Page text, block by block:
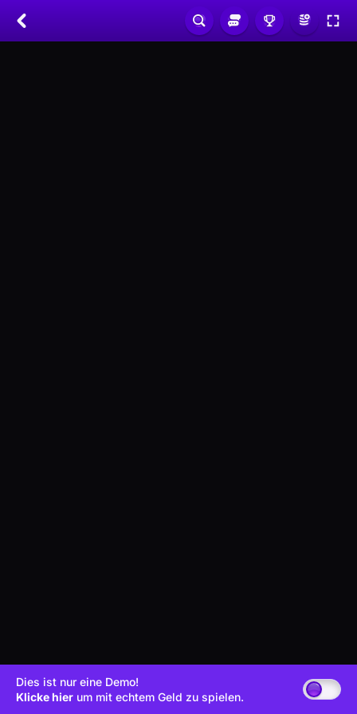
Dies ist nur eine Demo!
Klicke hier um mit echtem Geld zu spielen.